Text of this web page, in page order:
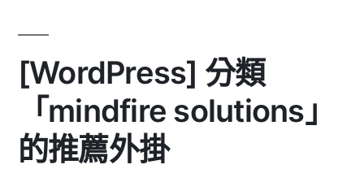
[WordPress] 分類
「mindfire solutions」
的推薦外掛